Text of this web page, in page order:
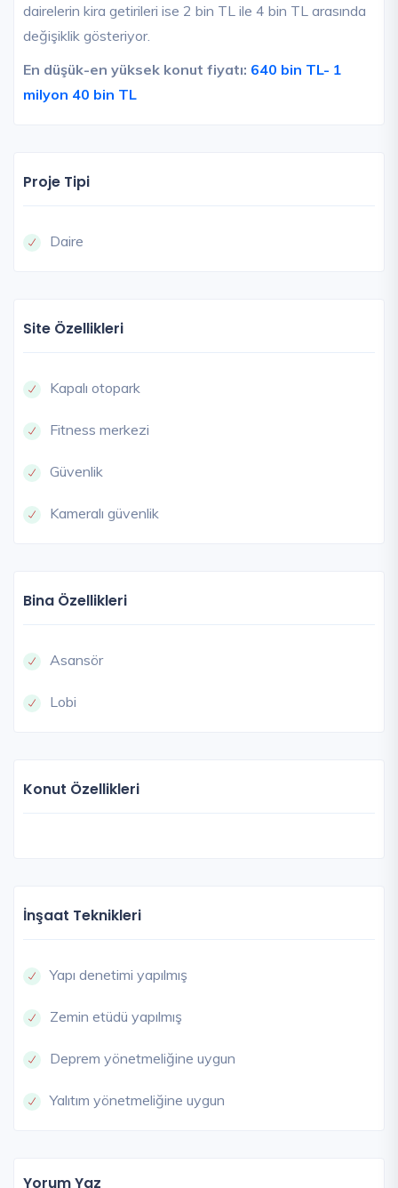
dairelerin kira getirileri ise 2 bin TL ile 4 bin TL arasında
değişiklik gösteriyor.
En düşük-en yüksek konut fiyatı: 640 bin TL- 1
milyon 40 bin TL
Proje Tipi
Daire
Site Özellikleri
Kapalı otopark
Fitness merkezi
Güvenlik
Kameralı güvenlik
Bina Özellikleri
Asansör
Lobi
Konut Özellikleri
İnşaat Teknikleri
Yapı denetimi yapılmış
Zemin etüdü yapılmış
Deprem yönetmeliğine uygun
Yalıtım yönetmeliğine uygun
Yorum Yaz